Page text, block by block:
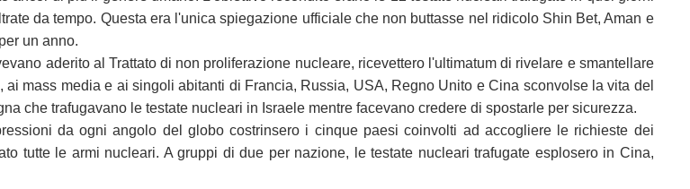
da tempo. Questa era l'unica spiegazione ufficiale che non buttasse nel ridicolo Shin Bet, Aman e
un anno.
aderito al Trattato di non proliferazione nucleare, ricevettero l'ultimatum di rivelare e smantellare
mass media e ai singoli abitanti di Francia, Russia, USA, Regno Unito e Cina sconvolse la vita del
che trafugavano le testate nucleari in Israele mentre facevano credere di spostarle per sicurezza.
da ogni angolo del globo costrinsero i cinque paesi coinvolti ad accogliere le richieste dei
tutte le armi nucleari. A gruppi di due per nazione, le testate nucleari trafugate esplosero in Cina,